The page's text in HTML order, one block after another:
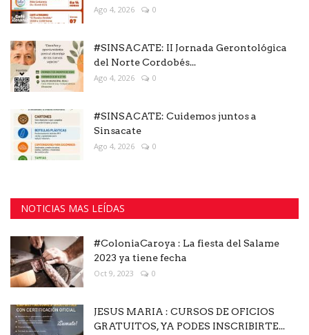
Ago 4, 2026 0
#SINSACATE: II Jornada Gerontológica
del Norte Cordobés...
Ago 4, 2026 0
#SINSACATE: Cuidemos juntos a
Sinsacate
Ago 4, 2026 0
NOTICIAS MAS LEÍDAS
#ColoniaCaroya : La fiesta del Salame
2023 ya tiene fecha
Oct 9, 2023 0
JESUS MARIA : CURSOS DE OFICIOS
GRATUITOS, YA PODES INSCRIBIRTE...